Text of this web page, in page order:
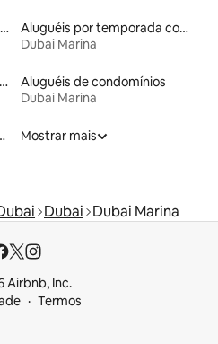
Aluguéis de espaços que aceitam animais de estimação
Aluguéis por temporada com cama de altura acessível
Dubai Marina
Aluguéis por temporada na orla
Aluguéis de condomínios
Dubai Marina
com sauna
Mostrar mais
Dubai Dubai Marina
Airbnb, Inc.
Termos